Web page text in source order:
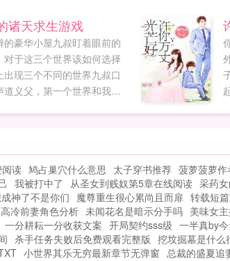
诸天求生游戏
的豪华小屋九叔盯着眼前的
对于这三个世界该如何选择
出现三个不同的世界九叔口
道义父，第一个世界和我们
缘听了便是一个哆嗦，他
神坑，但是平时坑就算了，
还坑如果您喜欢九叔师徒的
，别忘记分享给朋友...
读 鸠占巢穴什么意思 太子穿书推荐 菠萝菠萝作
我被打中了 从圣女到贱奴第5章在线阅读 采药
神了不是你们 魔尊重生很心累尚且而扉 转载短
高冷前妻角色分析 未闻花名是暗示分手吗 美味女
一分耕耘一分收获文案 开局契约sss级 一半真by
杀手任务失败后免费观看完整版 挖坟掘墓是什么
小世界其乐无穷最新章节无弹窗 总裁的盛夏追